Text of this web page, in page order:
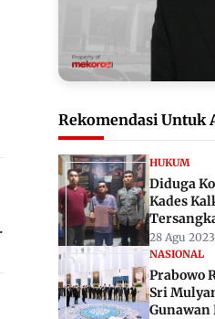
Rekomendasi Untuk
HUKUM
Diduga
Kades
28 Agu 2023
NASIONAL
Prabowo
Sri
Gunawan